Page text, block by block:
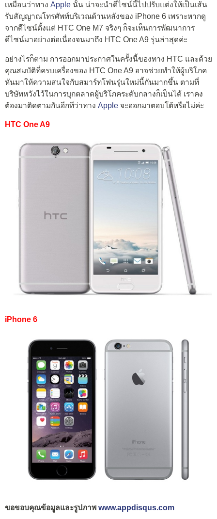
เหมือนว่าทาง Apple นั้น น่าจะนำดีไซน์นี้ไปปรับแต่งให้เป็นเส้น
รับสัญญาณโทรศัพท์บริเวณด้านหลังของ iPhone 6 เพราะหากดู
จากดีไซน์ตั้งแต่ HTC One M7 จริงๆ ก็จะเห็นการพัฒนาการ
ดีไซน์มาอย่างต่อเนื่องจนมาถึง HTC One A9 รุ่นล่าสุดค่ะ
อย่างไรก็ตาม การออกมาประกาศในครั้งนี้ของทาง HTC และด้วย
คุณสมบัติที่ครบเครื่องของ HTC One A9 อาจช่วยทำให้ผู้บริโภค
หันมาให้ความสนใจกับสมาร์ทโฟนรุ่นใหม่นี้กันมากขึ้น ตามที่
บริษัทหวังไว้ในการบุกตลาดผู้บริโภคระดับกลางก็เป็นได้ เราคง
ต้องมาติดตามกันอีกทีว่าทาง Apple จะออกมาตอบโต้หรือไม่ค่ะ
HTC One A9
iPhone 6
ขอขอบคุณข้อมูลและรูปภาพ www.appdisqus.com